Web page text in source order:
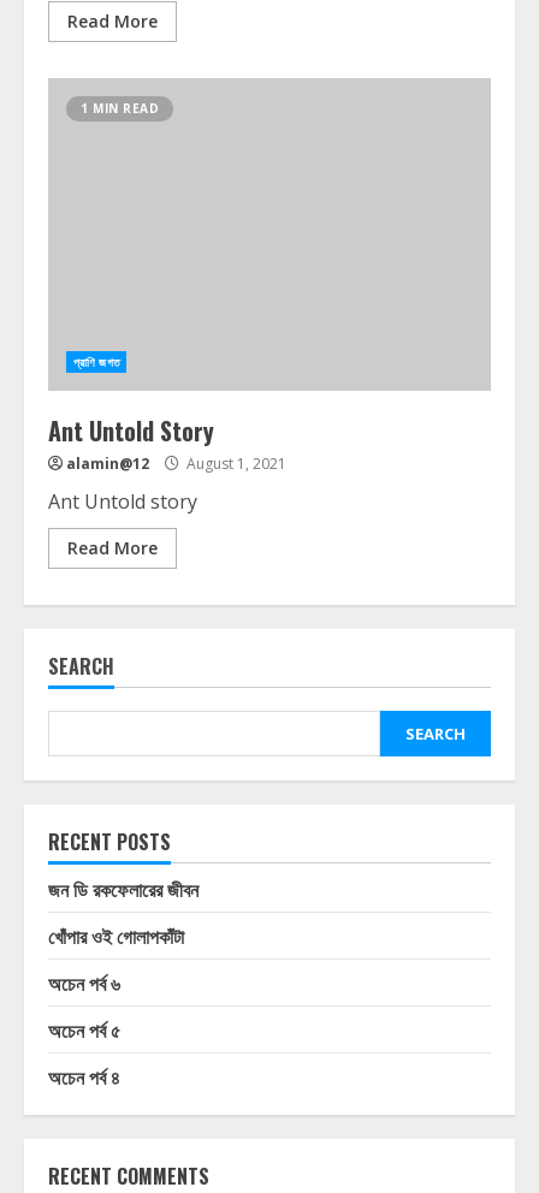
Read More
1 MIN READ
প্রাণি জগত
Ant Untold Story
alamin@12 August 1, 2021
Ant Untold story
Read More
SEARCH
SEARCH
RECENT POSTS
জন ডি রকফেলারের জীবন
খোঁপার ওই গোলাপকাঁটা
অচেন পর্ব ৬
অচেন পর্ব ৫
অচেন পর্ব ৪
RECENT COMMENTS